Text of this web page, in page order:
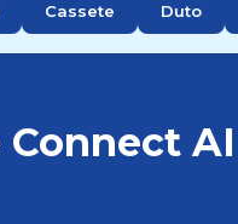
Cassete Duto